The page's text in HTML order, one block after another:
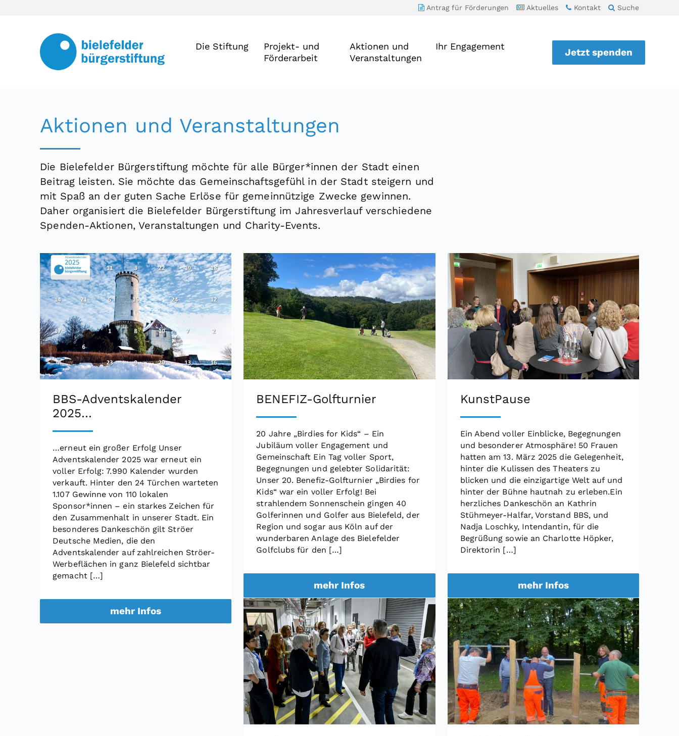
Antrag für Förderungen Aktuelles Kontakt Suche
Die Stiftung
Projekt- und
Förderarbeit
Aktionen und
Veranstaltungen
Ihr Engagement
Jetzt spenden
Aktionen und Veranstaltungen
Die Bielefelder Bürgerstiftung möchte für alle Bürger*innen der Stadt einen
Beitrag leisten. Sie möchte das Gemeinschaftsgefühl in der Stadt steigern und
mit Spaß an der guten Sache Erlöse für gemeinnützige Zwecke gewinnen.
Daher organisiert die Bielefelder Bürgerstiftung im Jahresverlauf verschiedene
Spenden-Aktionen, Veranstaltungen und Charity-Events.
BBS-Adventskalender
2025…
…erneut ein großer Erfolg Unser
Adventskalender 2025 war erneut ein
voller Erfolg: 7.990 Kalender wurden
verkauft. Hinter den 24 Türchen warteten
1.107 Gewinne von 110 lokalen
Sponsor*innen – ein starkes Zeichen für
den Zusammenhalt in unserer Stadt. Ein
besonderes Dankeschön gilt Ströer
Deutsche Medien, die den
Adventskalender auf zahlreichen Ströer-
Werbeflächen in ganz Bielefeld sichtbar
gemacht […]
mehr Infos
BENEFIZ-Golfturnier
20 Jahre „Birdies for Kids“ – Ein
Jubiläum voller Engagement und
Gemeinschaft Ein Tag voller Sport,
Begegnungen und gelebter Solidarität:
Unser 20. Benefiz-Golfturnier „Birdies for
Kids“ war ein voller Erfolg! Bei
strahlendem Sonnenschein gingen 40
Golferinnen und Golfer aus Bielefeld, der
Region und sogar aus Köln auf der
wunderbaren Anlage des Bielefelder
Golfclubs für den […]
mehr Infos
KunstPause
Ein Abend voller Einblicke, Begegnungen
und besonderer Atmosphäre! 50 Frauen
hatten am 13. März 2025 die Gelegenheit,
hinter die Kulissen des Theaters zu
blicken und die einzigartige Welt auf und
hinter der Bühne hautnah zu erleben.Ein
herzliches Dankeschön an Kathrin
Stühmeyer-Halfar, Vorstand BBS, und
Nadja Loschky, Intendantin, für die
Begrüßung sowie an Charlotte Höpker,
Direktorin […]
mehr Infos